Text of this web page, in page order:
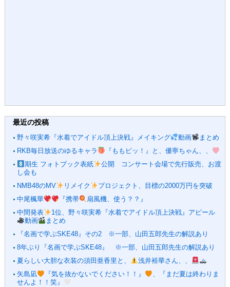
最近の投稿
野々咲実希『水着でアイドル頂上決戦』メイキング
動画
まとめ
RKB毎日放送のゆるキャラ
『ももピッ！』と、優寧ちゃん、、
期生 フォトブック表紙
公開 コンサート会場で先行販売、お渡
し会も
NMB48のMV
リメイク
プロジェクト、目標の2000万円を突破
中尾楓華
『携帯
扇風機、使う？？』
中間発表
1位、野々咲実希『水着でアイドル頂上決戦』アピール
動画
まとめ
『名画で学ぶSKE48』その2 ※一部、山田五郎先生の解説あり
8年ぶり『名画で学ぶSKE48』 ※一部、山田五郎先生の解説あり
夏らしい大胆な衣装の須田亜香里と、
浅井裕華さん、、
矢島凪
『気を抜かないでください！！』
、『まだ夏は終わりま
せんよ！！笑』